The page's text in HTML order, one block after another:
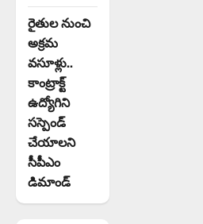
రైతుల నుంచి
అక్రమ
వసూళ్లు..
కాంట్రాక్ట్
ఉద్యోగిని
సస్పెండ్
చేయాలని
సీపీఎం
డిమాండ్